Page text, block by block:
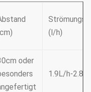
(l/h)
oder
1.9L/h-